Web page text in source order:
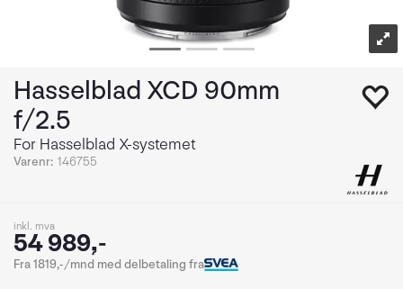
Hasselblad XCD 90mm
f/2.5
For Hasselblad X-systemet
Varenr: 146755
inkl. mva
54 989,-
Fra 1819,-/mnd med delbetaling fra